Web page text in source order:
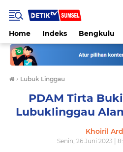
Home Indeks Bengkulu
› Lubuk Linggau
PDAM Tirta
Lubuklinggau
Khoiril
Senin, 26 Juni 2023 |